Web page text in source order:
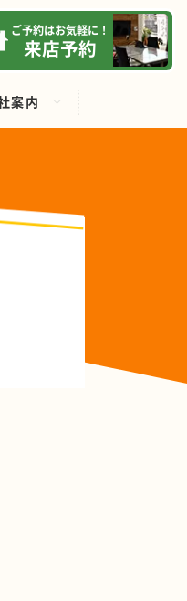
ご予約はお気軽に！
来店予約
案内